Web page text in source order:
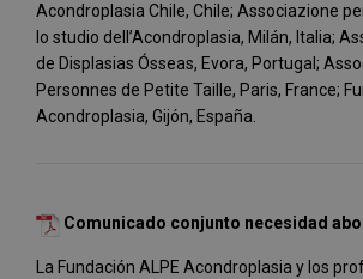
Acondroplasia Chile, Chile; Associazione
lo studio dell’Acondroplasia, Milán, Italia;
de Displasias Ósseas, Evora, Portugal;
Personnes de Petite Taille, Paris, France;
Acondroplasia, Gijón, España.
Comunicado conjunto necesidad
La Fundación ALPE Acondroplasia y los